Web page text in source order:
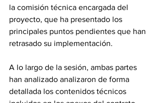
la comisión técnica encargada del
proyecto, que ha presentado los
principales puntos pendientes que han
retrasado su implementación.
A lo largo de la sesión, ambas partes
han analizado analizaron de forma
detallada los contenidos técnicos